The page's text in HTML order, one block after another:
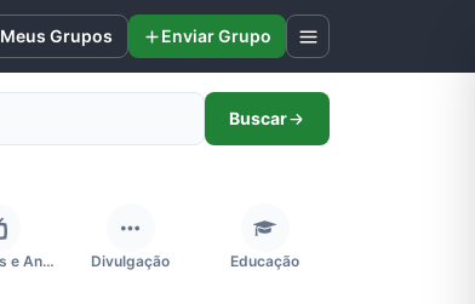
Meus Grupos Enviar Grupo
Buscar
Desenhos e Animes Divulgação Educação